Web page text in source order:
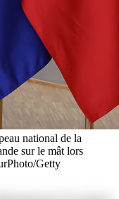
national de la
sur le mât lors
Getty